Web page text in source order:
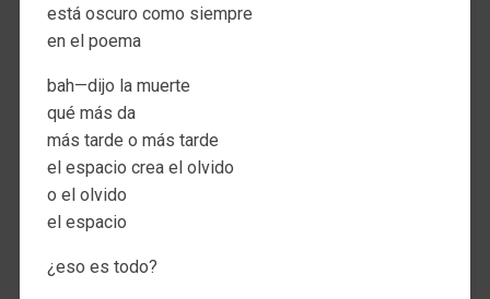
está oscuro como siempre
en el poema
bah—dijo la muerte
qué más da
más tarde o más tarde
el espacio crea el olvido
o el olvido
el espacio
¿eso es todo?